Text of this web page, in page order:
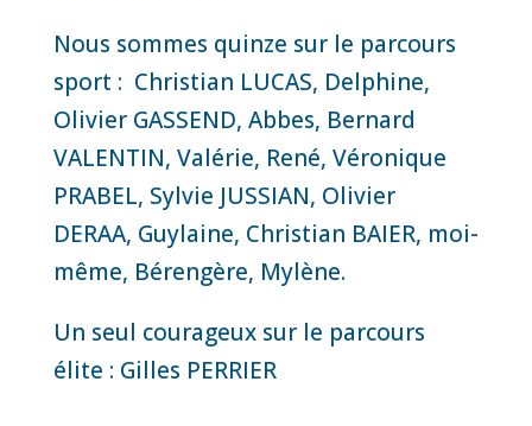
Nous sommes quinze sur le parcours
sport : Christian LUCAS, Delphine,
Olivier GASSEND, Abbes, Bernard
VALENTIN, Valérie, René, Véronique
PRABEL, Sylvie JUSSIAN, Olivier
DERAA, Guylaine, Christian BAIER, moi-
même, Bérengère, Mylène.
Un seul courageux sur le parcours
élite : Gilles PERRIER